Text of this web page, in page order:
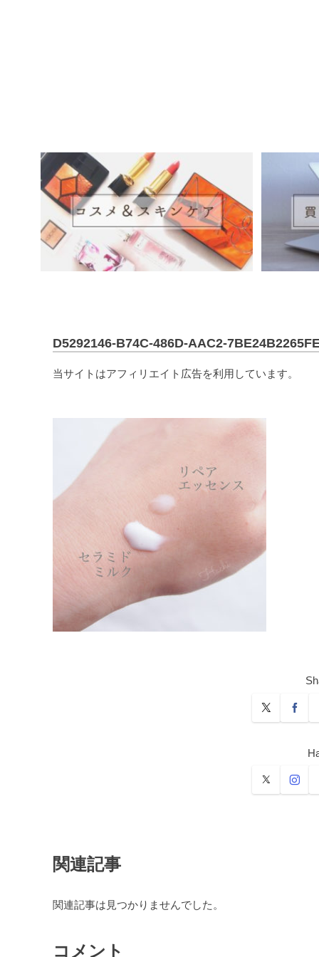
D5292146-B74C-486D-AAC2-
当サイトはアフィリエイト広告を利用しています。
関連記事
関連記事は見つかりませんでした。
コメント